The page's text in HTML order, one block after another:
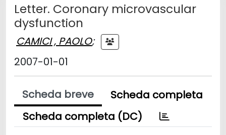
Letter. Coronary microvascular
dysfunction
CAMICI , PAOLO;
2007-01-01
Scheda breve
Scheda completa
Scheda completa (DC)